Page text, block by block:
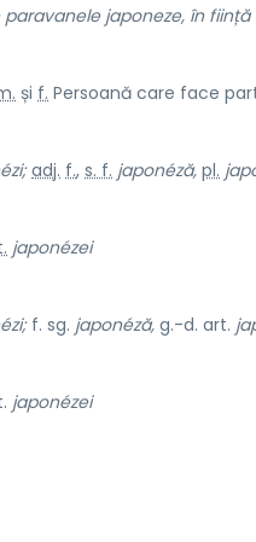
japoneze, în ființă
și f. Persoană care face
adj. f., s. f. japonéză, pl.
japonézei
f. sg. japonéză, g.-d. art.
japonézei